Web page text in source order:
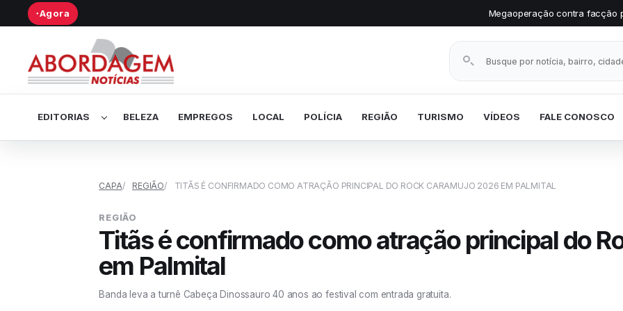
● Agora Megaoperação contra facção prende vários
Buscar notícias
EDITORIAS BELEZA EMPREGOS LOCAL POLÍCIA REGIÃO TURISMO VÍDEOS FALE CONOSCO
CAPA REGIÃO TITÃS É CONFIRMADO COMO ATRAÇÃO PRINCIPAL DO ROCK CARAMUJO 2026 EM PALMITAL
REGIÃO
Titãs é confirmado como atração principal do
em Palmital
Banda leva a turnê Cabeça Dinossauro 40 anos ao festival com entrada gratuita.